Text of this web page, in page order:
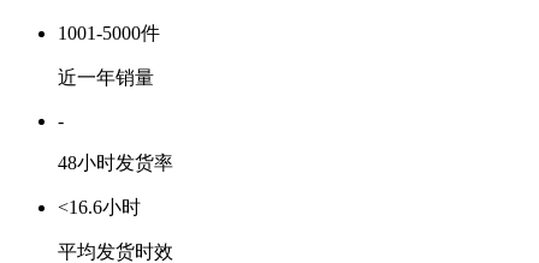
1001-5000件
近一年销量
-
48小时发货率
<16.6小时
平均发货时效